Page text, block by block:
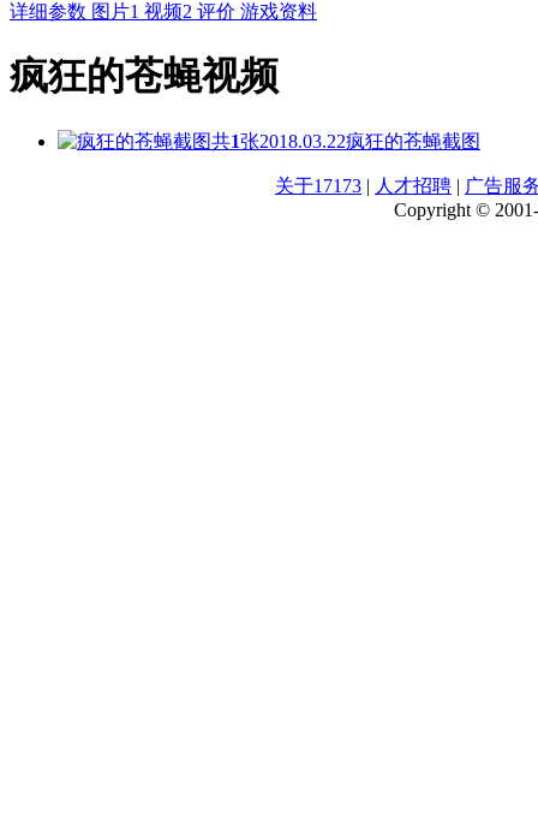
详细参数 图片1 视频2 评价 游戏资料
疯狂的苍蝇视频
共1张2018.03.22疯狂的苍蝇截图
关于17173 | 人才招聘 | 广告服
Copyright ©